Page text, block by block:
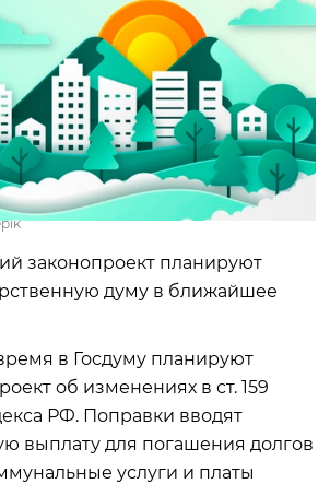
законопроект планируют
думу в ближайшее
в Госдуму планируют
об изменениях в ст. 159
РФ. Поправки вводят
выплату для погашения долгов
услуги и платы